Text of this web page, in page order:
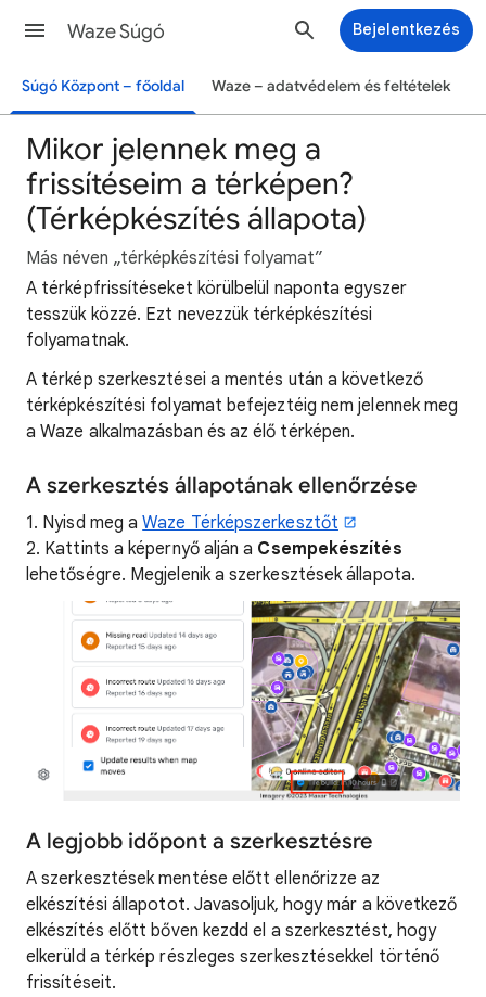
Waze Súgó Bejelentkezés
Súgó Központ – főoldal Waze – adatvédelem és feltételek
Mikor jelennek meg a
frissítéseim a térképen?
(Térképkészítés állapota)
Más néven „térképkészítési folyamat”
A térképfrissítéseket körülbelül naponta egyszer
tesszük közzé. Ezt nevezzük térképkészítési
folyamatnak.
A térkép szerkesztései a mentés után a következő
térképkészítési folyamat befejeztéig nem jelennek meg
a Waze alkalmazásban és az élő térképen.
A szerkesztés állapotának ellenőrzése
1. Nyisd meg aWaze Térképszerkesztőt
2. Kattints a képernyő alján a Csempekészítés
lehetőségre. Megjelenik a szerkesztések állapota.
A legjobb időpont a szerkesztésre
A szerkesztések mentése előtt ellenőrizze az
elkészítési állapotot. Javasoljuk, hogy már a következő
elkészítés előtt bőven kezdd el a szerkesztést, hogy
elkerüld a térkép részleges szerkesztésekkel történő
frissítéseit.